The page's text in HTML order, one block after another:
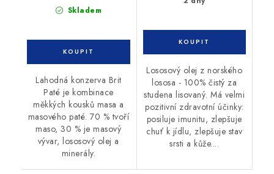
Skladem
Lahodná konzerva Brit
Paté je kombinace
měkkých kousků masa a
masového paté. 70 % tvoří
maso, 30 % je masový
vývar, lososový olej a
minerály.
Lososový olej z norského
lososa - 100% čistý za
studena lisovaný. Má velmi
pozitivní zdravotní účinky:
posiluje imunitu, zlepšuje
chuť k jídlu, zlepšuje stav
srsti a kůže....